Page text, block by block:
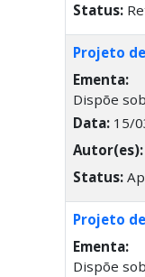
Status:
Projeto
Ementa:
Dispõe
Data:15/
Autor(es):
Status:
Projeto
Ementa:
Dispõe